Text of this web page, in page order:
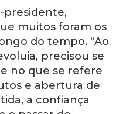
presidente,
muitos foram os
do tempo. “Ao
precisou se
no que se refere
e abertura de
a confiança